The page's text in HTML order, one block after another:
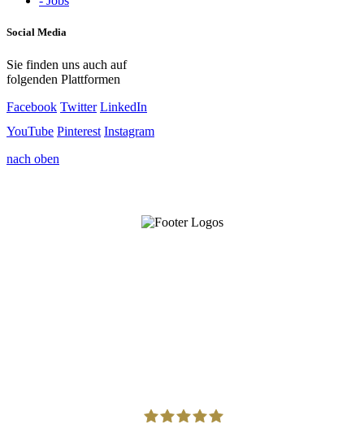
Social Media
Sie finden uns auch auf
folgenden Plattformen
Facebook Twitter LinkedIn
YouTube Pinterest Instagram
nach oben